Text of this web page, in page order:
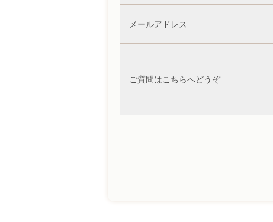
メールアドレス
ご質問はこちらへどうぞ